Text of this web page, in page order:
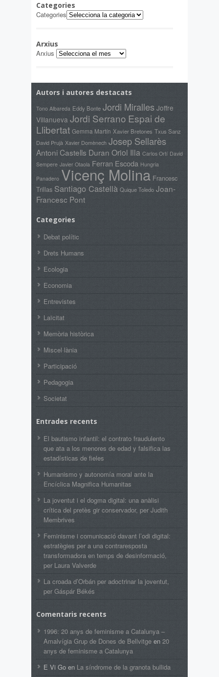
Categories
Categories
Arxius
Arxius
Autors i autores destacats
Tono Albareda Eddy Bonte Jordi Miralles Joffre
Villanueva Jordi Serrano Espai de
Llibertat Gemma Martín Xavier Bretones Txus Sanz
David Prujà Xavier Domènech Josep Sellarès
Antoni Castells Duran Oriol Illa Carlos Ortí David
Sempere Javier Otaola Ferran Escoda Hungria
Panadero Vicenç Molina Francesc
Trillas Santiago Castellà Quique Toledo Joan-
Francesc Pont
Categories
Debat polític
Drets Humans
Ecologia
Economia
Entrevistes
Laïcitat
Memòria històrica
Miscel·lània
Participació
Pedagogia
Societat
Entrades recents
El bautismo infantil: el contrato fraudulento
que ata a los menores de edad y falsifica las
estadísticas de fieles
Humanismo y autonomía moral ante la
Encíclica Magnifica Humanitas
La joventut i el dogma digital: una anàlisi
crítica del pretès gir conservador, per Judith
Membrives
Feminisme i comunicació davant l’odi digital:
estratègies per a una contraresposta
transformadora en temps de desinformació,
per Laura Valverde
La croada d’Orbán per adoctrinar la joventut,
per Gáspár Békés
Comentaris recents
1996: 20 anys de feminisme a Catalunya –
Amalvígia Grup de Dones de Bellvitge en 20
anys de feminisme a Catalunya
E Vi Go en La síndrome de la granota bullida